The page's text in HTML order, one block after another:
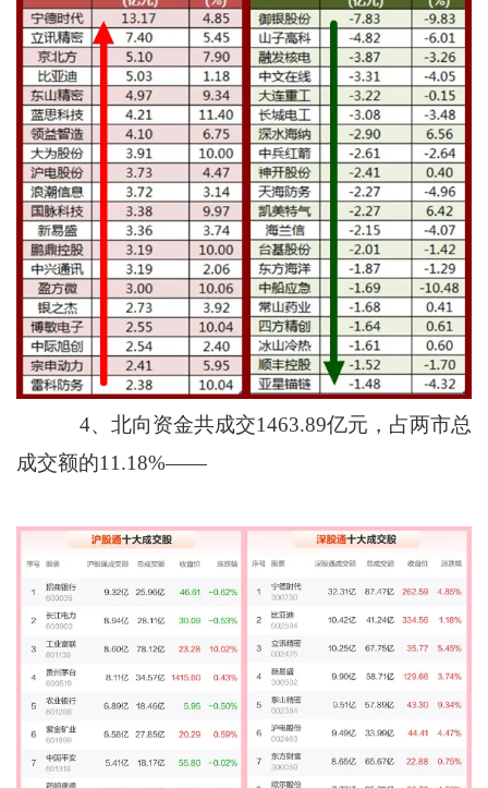
4、北向资金共成交1463.89亿元，占两市总
成交额的11.18%——